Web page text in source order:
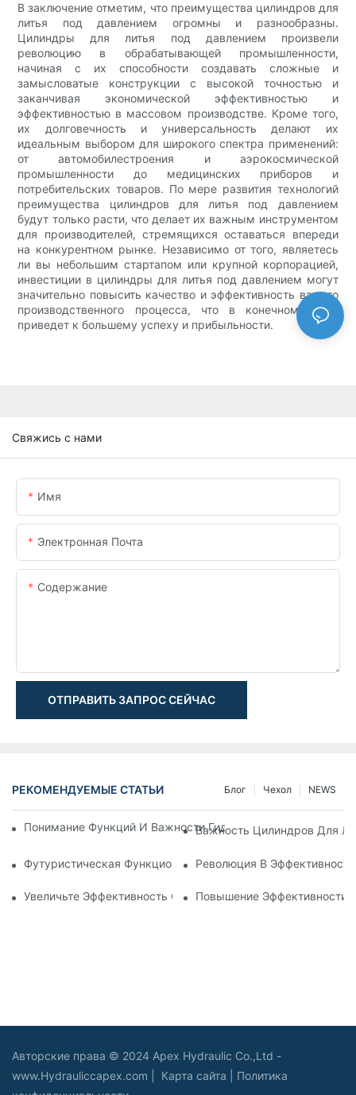
В заключение отметим, что преимущества цилиндров для
литья под давлением огромны и разнообразны.
Цилиндры для литья под давлением произвели
революцию в обрабатывающей промышленности,
начиная с их способности создавать сложные и
замысловатые конструкции с высокой точностью и
заканчивая экономической эффективностью и
эффективностью в массовом производстве. Кроме того,
их долговечность и универсальность делают их
идеальным выбором для широкого спектра применений:
от автомобилестроения и аэрокосмической
промышленности до медицинских приборов и
потребительских товаров. По мере развития технологий
преимущества цилиндров для литья под давлением
будут только расти, что делает их важным инструментом
для производителей, стремящихся оставаться впереди
на конкурентном рынке. Независимо от того, являетесь
ли вы небольшим стартапом или крупной корпорацией,
инвестиции в цилиндры для литья под давлением могут
значительно повысить качество и эффективность вашего
производственного процесса, что в конечном итоге
приведет к большему успеху и прибыльности.
Свяжись с нами
Имя
Электронная Почта
Содержание
ОТПРАВИТЬ ЗАПРОС СЕЙЧАС
РЕКОМЕНДУЕМЫЕ СТАТЬИ NEWS
Чехол
Блог
Понимание Функций И Важности Гидравлических
Важность Цилиндров Для
Футуристическая Функциональность: Исследование
Революция В
Увеличьте Эффективность С Помощью Телескопического
Повышение Эффективности:
Авторские права © 2024 Apex Hydraulic Co.,Ltd -
www.Hydrauliccapex.com | Карта сайта
Политика